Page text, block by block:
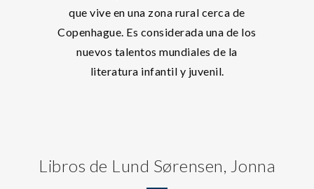
que vive en una zona rural cerca de
Copenhague. Es considerada una de los
nuevos talentos mundiales de la
literatura infantil y juvenil.
Libros de Lund Sørensen, Jonna